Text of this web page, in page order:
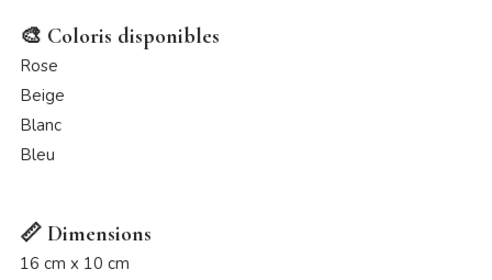
🎨 Coloris disponibles
Rose
Beige
Blanc
Bleu
📏 Dimensions
16 cm x 10 cm